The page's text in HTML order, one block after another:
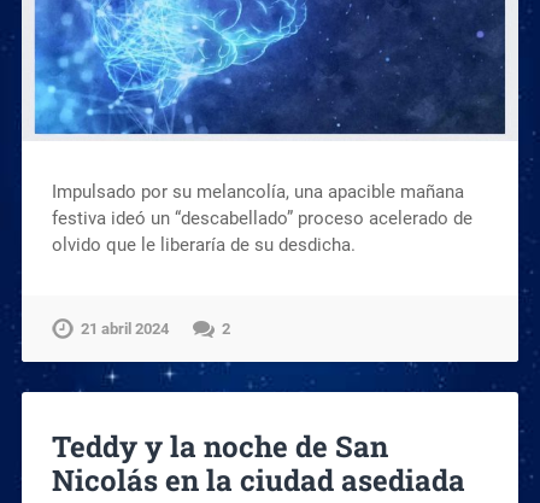
Impulsado por su melancolía, una apacible mañana
festiva ideó un “descabellado” proceso acelerado de
olvido que le liberaría de su desdicha.
21 abril 2024 2
Teddy y la noche de San
Nicolás en la ciudad asediada